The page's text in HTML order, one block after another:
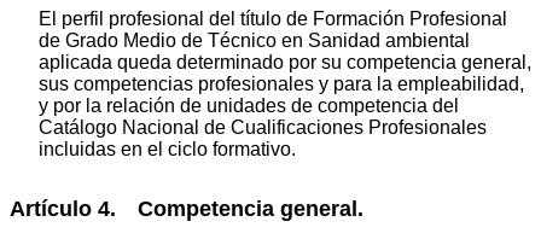
El perfil profesional del título de Formación Profesional
de Grado Medio de Técnico en Sanidad ambiental
aplicada queda determinado por su competencia general,
sus competencias profesionales y para la empleabilidad,
y por la relación de unidades de competencia del
Catálogo Nacional de Cualificaciones Profesionales
incluidas en el ciclo formativo.
Artículo 4. Competencia general.